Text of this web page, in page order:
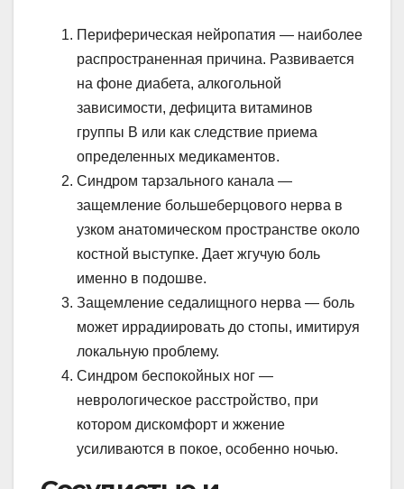
Периферическая нейропатия — наиболее
распространенная причина. Развивается
на фоне диабета, алкогольной
зависимости, дефицита витаминов
группы B или как следствие приема
определенных медикаментов.
Синдром тарзального канала —
защемление большеберцового нерва в
узком анатомическом пространстве около
костной выступке. Дает жгучую боль
именно в подошве.
Защемление седалищного нерва — боль
может иррадиировать до стопы, имитируя
локальную проблему.
Синдром беспокойных ног —
неврологическое расстройство, при
котором дискомфорт и жжение
усиливаются в покое, особенно ночью.